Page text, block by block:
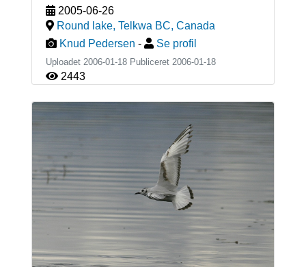
2005-06-26
Round lake, Telkwa BC, Canada
Knud Pedersen - Se profil
Uploadet 2006-01-18 Publiceret 2006-01-18
2443